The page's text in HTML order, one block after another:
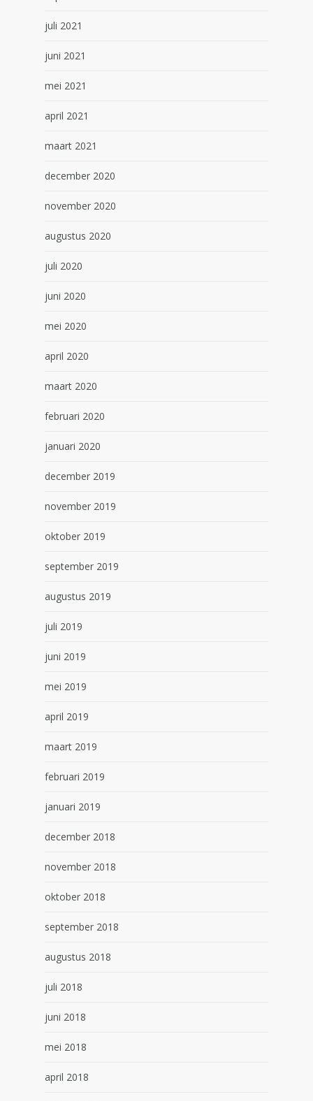
juli 2021
juni 2021
mei 2021
april 2021
maart 2021
december 2020
november 2020
augustus 2020
juli 2020
juni 2020
mei 2020
april 2020
maart 2020
februari 2020
januari 2020
december 2019
november 2019
oktober 2019
september 2019
augustus 2019
juli 2019
juni 2019
mei 2019
april 2019
maart 2019
februari 2019
januari 2019
december 2018
november 2018
oktober 2018
september 2018
augustus 2018
juli 2018
juni 2018
mei 2018
april 2018